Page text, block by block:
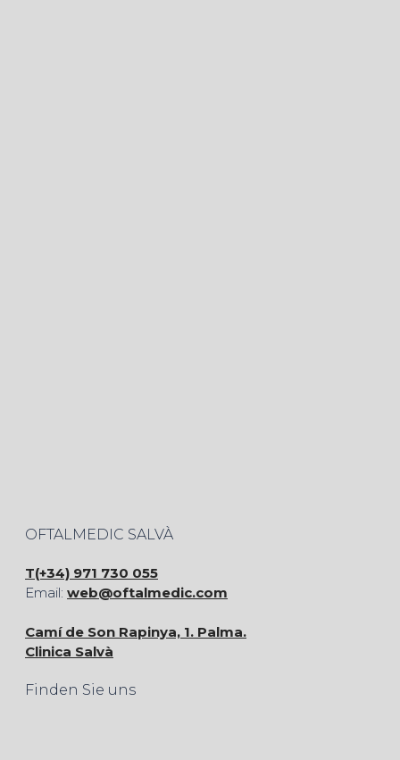
OFTALMEDIC SALVÀ
T(+34) 971 730 055
Email: web@oftalmedic.com
Camí de Son Rapinya, 1. Palma.
Clinica Salvà
Finden Sie uns